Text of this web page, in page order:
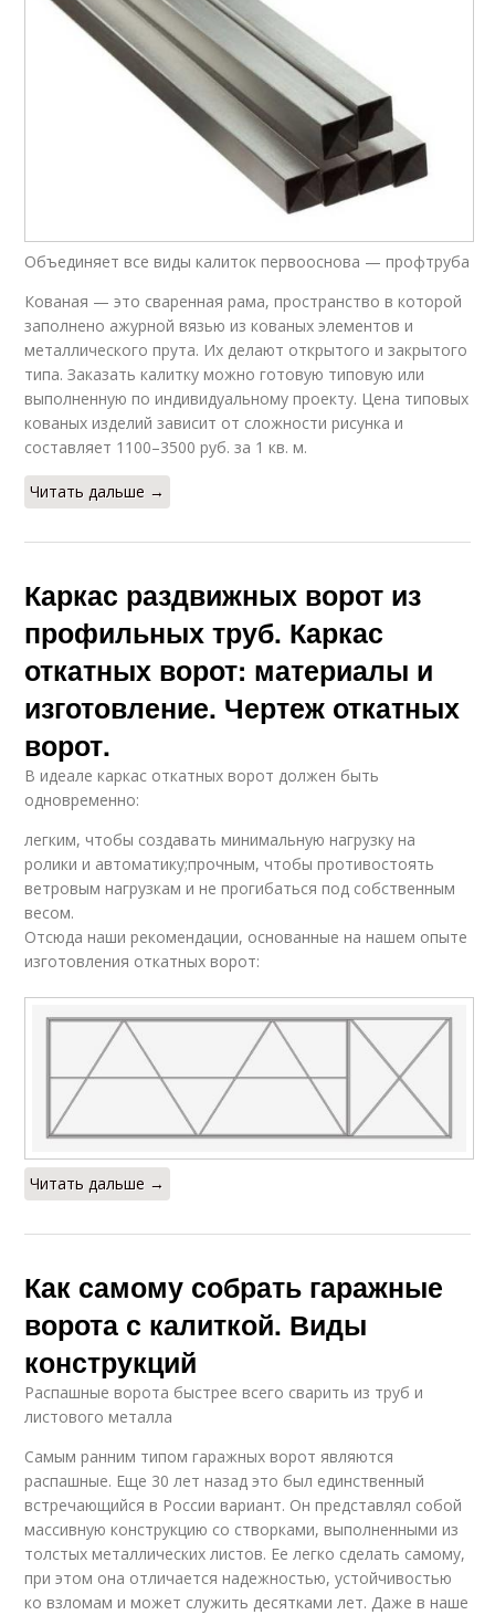
Объединяет все виды калиток первооснова — профтруба
Кованая — это сваренная рама, пространство в которой
заполнено ажурной вязью из кованых элементов и
металлического прута. Их делают открытого и закрытого
типа. Заказать калитку можно готовую типовую или
выполненную по индивидуальному проекту. Цена типовых
кованых изделий зависит от сложности рисунка и
составляет 1100–3500 руб. за 1 кв. м.
Читать дальше →
Каркас раздвижных ворот из
профильных труб. Каркас
откатных ворот: материалы и
изготовление. Чертеж откатных
ворот.
В идеале каркас откатных ворот должен быть
одновременно:
легким, чтобы создавать минимальную нагрузку на
ролики и автоматику;прочным, чтобы противостоять
ветровым нагрузкам и не прогибаться под собственным
весом.
Отсюда наши рекомендации, основанные на нашем опыте
изготовления откатных ворот:
Читать дальше →
Как самому собрать гаражные
ворота с калиткой. Виды
конструкций
Распашные ворота быстрее всего сварить из труб и
листового металла
Самым ранним типом гаражных ворот являются
распашные. Еще 30 лет назад это был единственный
встречающийся в России вариант. Он представлял собой
массивную конструкцию со створками, выполненными из
толстых металлических листов. Ее легко сделать самому,
при этом она отличается надежностью, устойчивостью
ко взломам и может служить десятками лет. Даже в наше